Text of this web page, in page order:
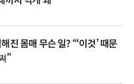
진 몸매 무슨 일? “‘이것’ 때문
”